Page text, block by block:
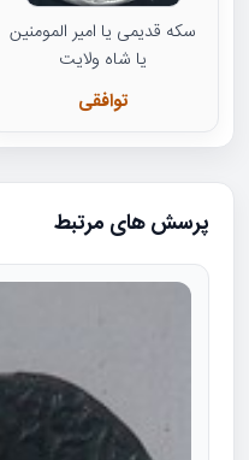
سکه قدیمی یا امیر المومنین
یا شاه ولایت
توافقی
پرسش های مرتبط